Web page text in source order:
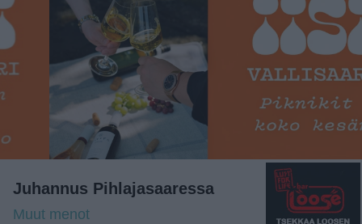
Juhannus Pihlajasaaressa
Muut menot